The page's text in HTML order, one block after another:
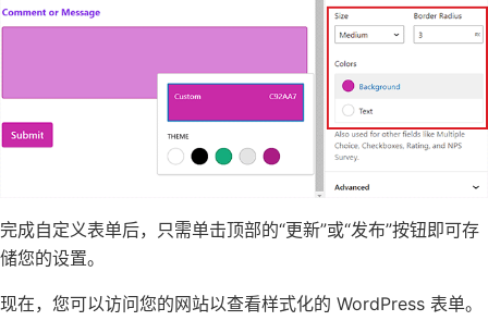
完成自定义表单后，只需单击顶部的“更新”或“发布”按钮即可存
储您的设置。
现在，您可以访问您的网站以查看样式化的 WordPress 表单。